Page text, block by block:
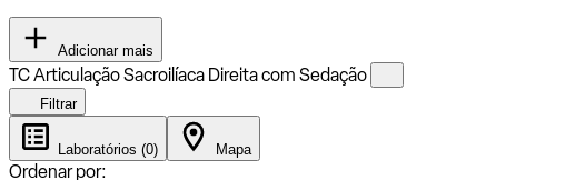
Adicionar mais
TC Articulação Sacroilíaca Direita com Sedação
Filtrar
Laboratórios (0) Mapa
Ordenar por: